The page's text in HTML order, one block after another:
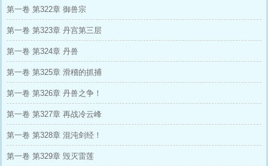
第一卷 第322章 御兽宗
第一卷 第323章 丹宫第三层
第一卷 第324章 丹兽
第一卷 第325章 滑稽的抓捕
第一卷 第326章 丹兽之争！
第一卷 第327章 再战冷云峰
第一卷 第328章 混沌剑经！
第一卷 第329章 毁灭雷莲